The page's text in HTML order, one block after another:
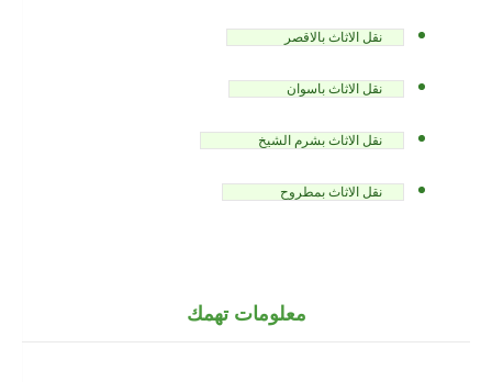
نقل الاثاث بالاقصر
نقل الاثاث باسوان
نقل الاثاث بشرم الشيخ
نقل الاثاث بمطروح
معلومات تهمك